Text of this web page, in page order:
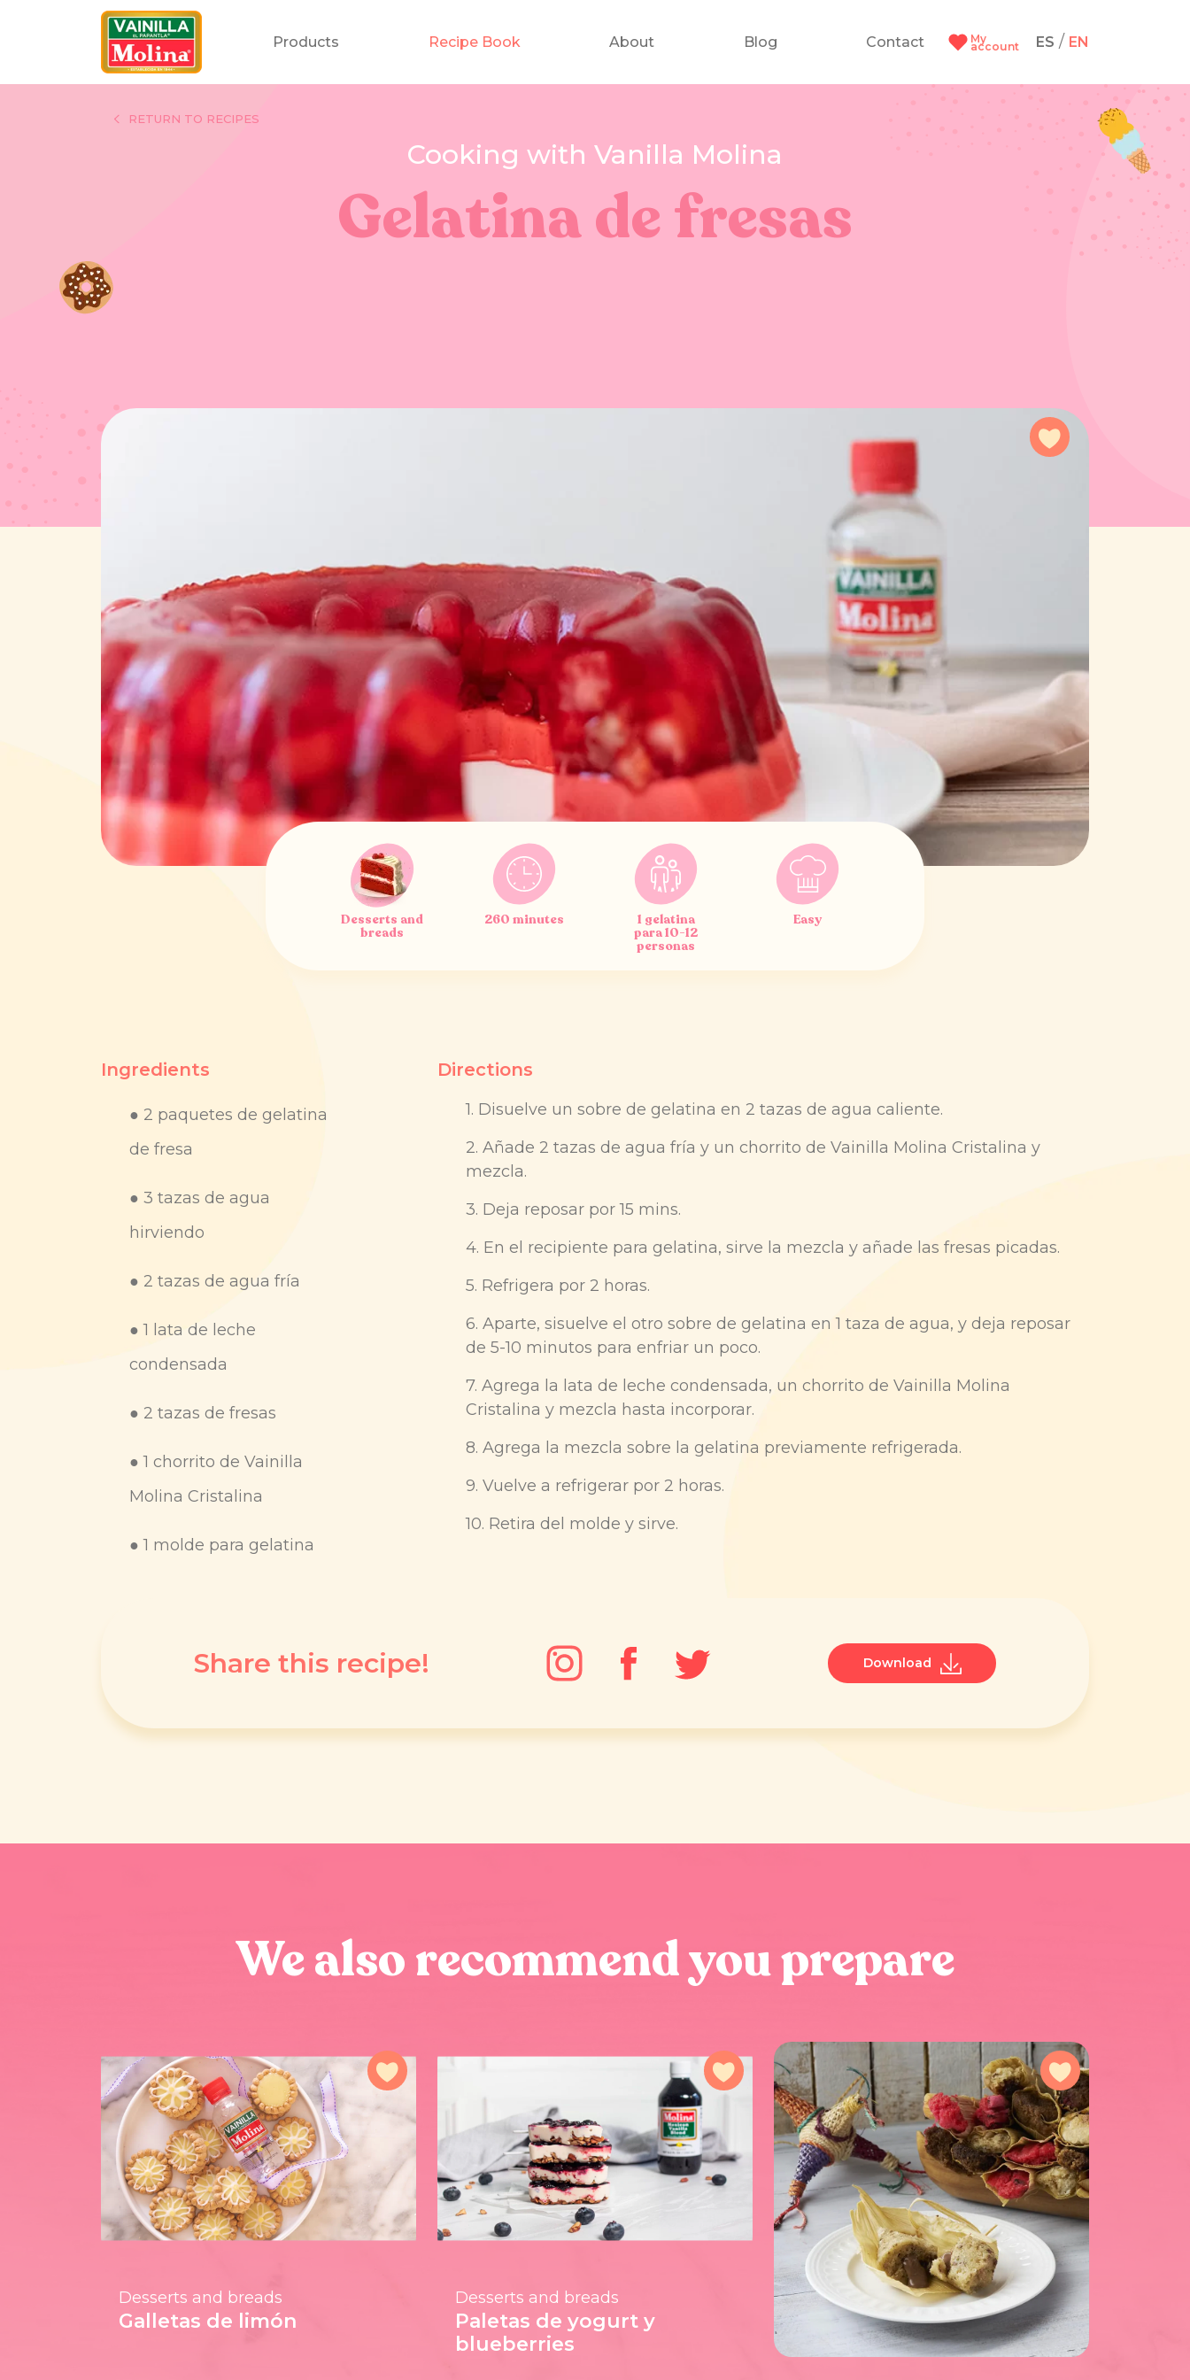
ES / EN
My
account
Products Recipe Book About Blog Contact
RETURN TO RECIPES
Cooking with Vanilla Molina
Gelatina de fresas
Add to favorites
Desserts and
breads
260 minutes 1 gelatina
para 10-12
personas
Easy
Ingredients
● 2 paquetes de gelatina
de fresa
● 3 tazas de agua
hirviendo
● 2 tazas de agua fría
● 1 lata de leche
condensada
● 2 tazas de fresas
● 1 chorrito de Vainilla
Molina Cristalina
● 1 molde para gelatina
Directions
1. Disuelve un sobre de gelatina en 2 tazas de agua caliente.
2. Añade 2 tazas de agua fría y un chorrito de Vainilla Molina Cristalina y
mezcla.
3. Deja reposar por 15 mins.
4. En el recipiente para gelatina, sirve la mezcla y añade las fresas picadas.
5. Refrigera por 2 horas.
6. Aparte, sisuelve el otro sobre de gelatina en 1 taza de agua, y deja reposar
de 5-10 minutos para enfriar un poco.
7. Agrega la lata de leche condensada, un chorrito de Vainilla Molina
Cristalina y mezcla hasta incorporar.
8. Agrega la mezcla sobre la gelatina previamente refrigerada.
9. Vuelve a refrigerar por 2 horas.
10. Retira del molde y sirve.
Share this recipe! Download
We also recommend you prepare
Desserts and breads
Galletas de limón
Add to favorites
Desserts and breads
Paletas de yogurt y
blueberries
Add to favorites Add to favorites